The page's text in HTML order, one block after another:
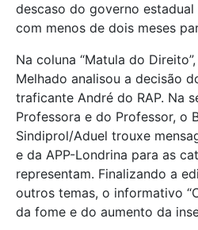
descaso do governo estadual
com menos de dois meses
Na coluna “Matula do
Melhado analisou a decisão
traficante André do RAP. Na
Professora e do Professor, o
Sindiprol/Aduel trouxe
e da APP-Londrina para as
representam. Finalizando a
outros temas, o informativo
da fome e do aumento da